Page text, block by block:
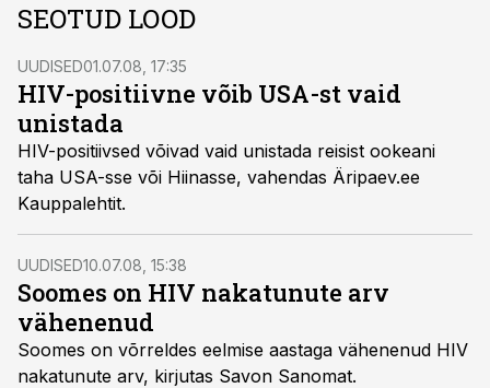
SEOTUD LOOD
UUDISED01.07.08, 17:35
HIV-positiivne võib USA-st vaid
unistada
HIV-positiivsed võivad vaid unistada reisist ookeani
taha USA-sse või Hiinasse, vahendas Äripaev.ee
Kauppalehtit.
UUDISED10.07.08, 15:38
Soomes on HIV nakatunute arv
vähenenud
Soomes on võrreldes eelmise aastaga vähenenud HIV
nakatunute arv, kirjutas Savon Sanomat.